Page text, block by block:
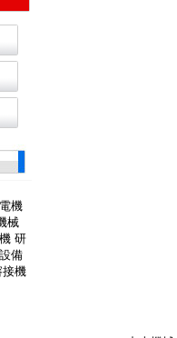
機
械
研
設備
接機